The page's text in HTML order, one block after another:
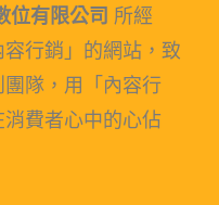
位有限公司 所經
行銷」的網站，致
隊，用「內容行
費者心中的心佔